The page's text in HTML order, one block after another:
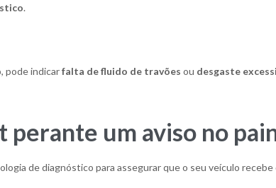
.
pode indicarfalta de fluido de travões ou desgaste
um aviso no
de diagnóstico para assegurar que o seu veículo